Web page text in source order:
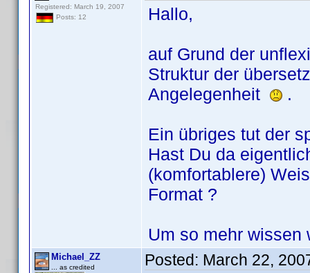
Registered: March 19, 2007
Posts: 12
Hallo,
auf Grund der
Struktur der
Angelegenheit
.
Ein übriges tut der
Hast Du da
(komfortablere)
Format ?
Um so mehr
Michael_ZZ
... as credited Posted: March 22,